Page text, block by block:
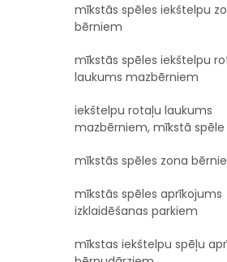
mīkstās spēles iekštelpu
bērniem
mīkstās spēles iekštelpu
laukums mazbērniem
iekštelpu rotaļu laukums
mazbērniem, mīkstā spēle
mīkstās spēles zona
mīkstās spēles aprīkojums
izklaidēšanas parkiem
mīkstas iekštelpu spēļu